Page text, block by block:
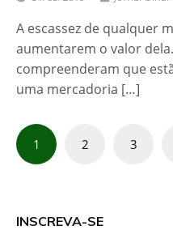
A escassez de qualquer
aumentarem o valor
compreenderam que
uma mercadoria […]
Paginação
de
1 2 3
INSCREVA-SE